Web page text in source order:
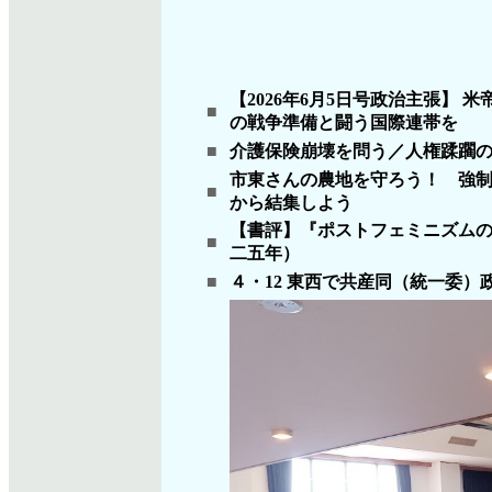
■
【2026年6月5日号政治主張】
の戦争準備と闘う国際連帯を
■
介護保険崩壊を問う／人権蹂躙
■
市東さんの農地を守ろう！ 強
から結集しよう
■
【書評】『ポストフェミニズム
二五年）
■
４・12 東西で共産同（統一委